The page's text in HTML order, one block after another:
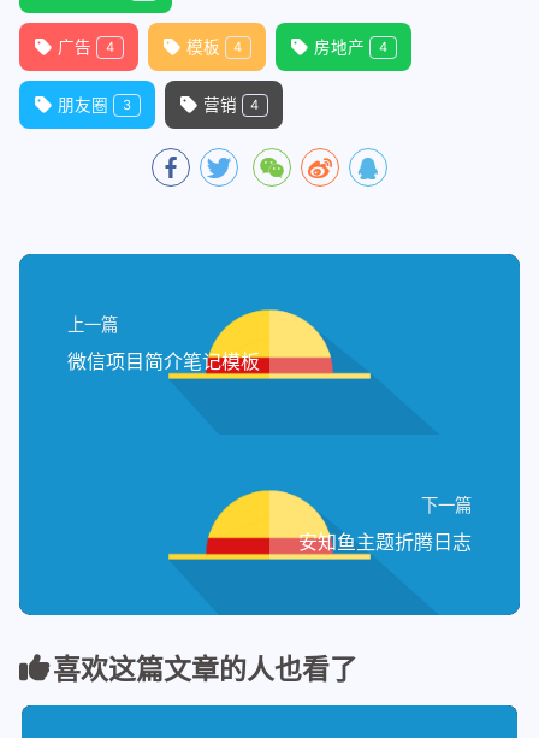
广告 4 模板 4 房地产 4
朋友圈 3 营销 4
上一篇
微信项目简介笔记模板
下一篇
安知鱼主题折腾日志
喜欢这篇文章的人也看了